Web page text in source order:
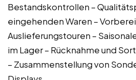
Bestandskontrollen –
eingehenden Waren –
Auslieferungstouren –
im Lager – Rücknahme und
– Zusammenstellung von